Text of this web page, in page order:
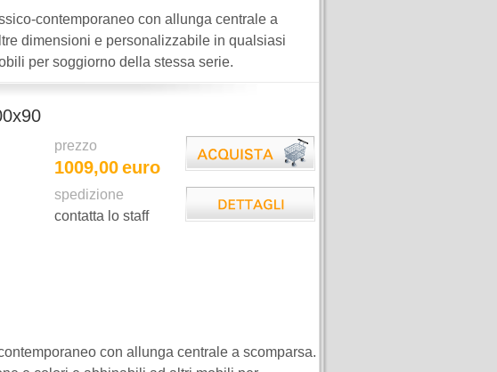
contemporaneo con allunga centrale a
dimensioni e personalizzabile in qualsiasi
per soggiorno della stessa serie.
prezzo
1009,00euro
spedizione
contatta lo staff
con allunga centrale a scomparsa.